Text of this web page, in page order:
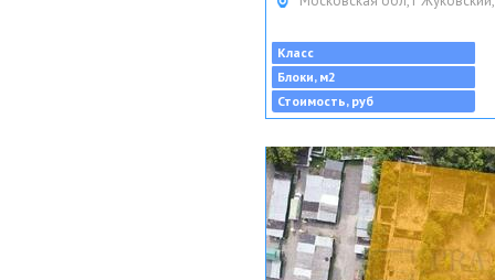
Класс
Блоки, м2
Стоимость, руб